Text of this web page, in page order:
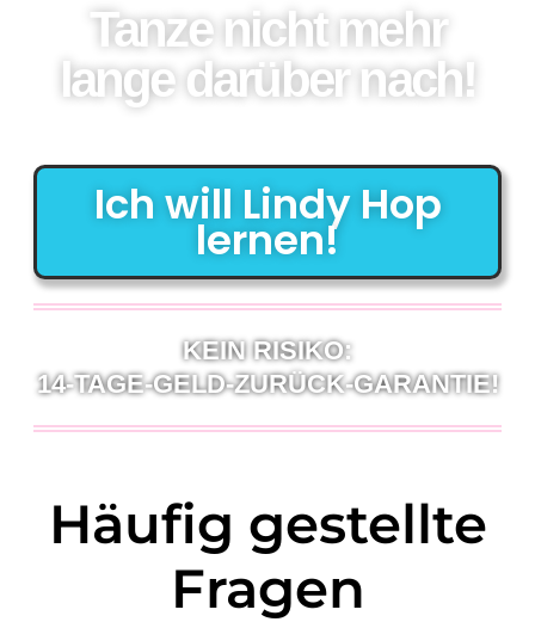
Tanze nicht mehr
lange darüber nach!
Ich will Lindy Hop
lernen!
KEIN RISIKO:
14-TAGE-GELD-ZURÜCK-GARANTIE!
Häufig gestellte
Fragen